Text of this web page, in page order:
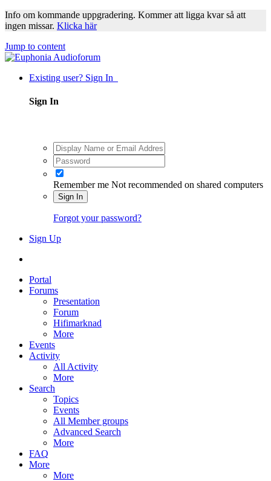
Info om kommande uppgradering. Kommer att ligga kvar så att
ingen missar. Klicka här
Jump to content
Existing user? Sign In
Sign In
Remember me Not recommended on shared computers
Sign In
Forgot your password?
Sign Up
Portal
Forums
Presentation
Forum
Hifimarknad
More
Events
Activity
All Activity
More
Search
Topics
Events
All Member groups
Advanced Search
More
FAQ
More
More